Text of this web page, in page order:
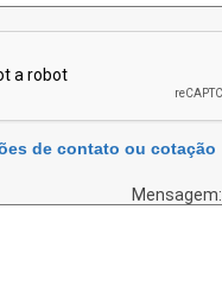
de contato ou cotação
Mensagem: